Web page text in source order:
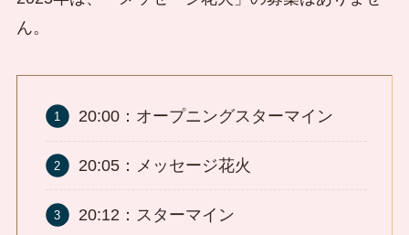
ん。
20:00：オープニングスターマイン
20:05：メッセージ花火
20:12：スターマイン